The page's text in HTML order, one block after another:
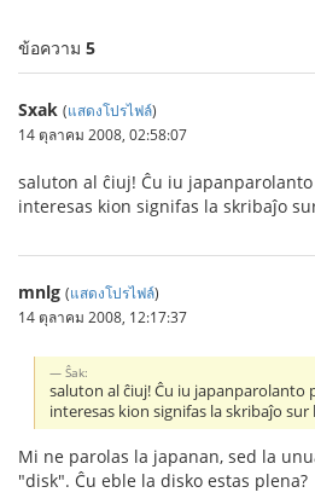
ข้อความ 5
Sxak (แสดงโปรไฟล์)
14 ตุลาคม 2008, 02:58:07
saluton al ĉiuj! Ĉu iu
interesas kion signifas la skribaĵo
mnlg (แสดงโปรไฟล์)
14 ตุลาคม 2008, 12:17:37
Ŝak:
saluton al ĉiuj! Ĉu iu japanparolanto
interesas kion signifas la skribaĵo
Mi ne parolas la japanan, sed la
"disk". Ĉu eble la disko estas plena?